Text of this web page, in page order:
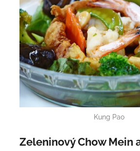
Kung Pao
Zeleninový Chow Mein